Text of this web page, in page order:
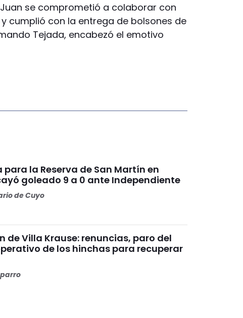
Juan se comprometió a colaborar con
cumplió con la entrega de bolsones de
Tejada, encabezó el emotivo
la Reserva de San Martín en
goleado 9 a 0 ante Independiente
de Cuyo
de Villa Krause: renuncias, paro del
de los hinchas para recuperar